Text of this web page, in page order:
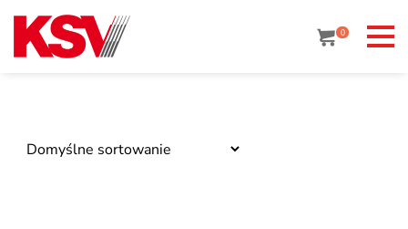
Skip
content
0